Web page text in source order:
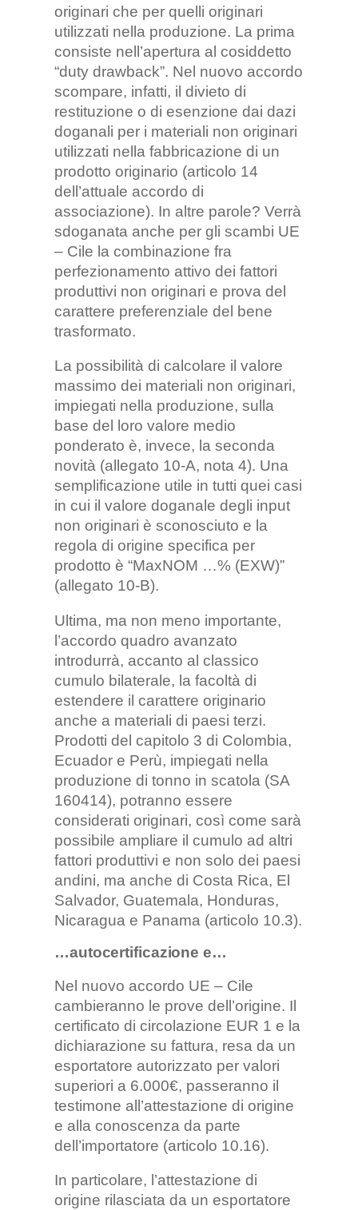
originari che per quelli originari
utilizzati nella produzione. La prima
consiste nell’apertura al cosiddetto
“duty drawback”. Nel nuovo accordo
scompare, infatti, il divieto di
restituzione o di esenzione dai dazi
doganali per i materiali non originari
utilizzati nella fabbricazione di un
prodotto originario (articolo 14
dell’attuale accordo di
associazione). In altre parole? Verrà
sdoganata anche per gli scambi UE
– Cile la combinazione fra
perfezionamento attivo dei fattori
produttivi non originari e prova del
carattere preferenziale del bene
trasformato.
La possibilità di calcolare il valore
massimo dei materiali non originari,
impiegati nella produzione, sulla
base del loro valore medio
ponderato è, invece, la seconda
novità (allegato 10-A, nota 4). Una
semplificazione utile in tutti quei casi
in cui il valore doganale degli input
non originari è sconosciuto e la
regola di origine specifica per
prodotto è “MaxNOM …% (EXW)”
(allegato 10-B).
Ultima, ma non meno importante,
l’accordo quadro avanzato
introdurrà, accanto al classico
cumulo bilaterale, la facoltà di
estendere il carattere originario
anche a materiali di paesi terzi.
Prodotti del capitolo 3 di Colombia,
Ecuador e Perù, impiegati nella
produzione di tonno in scatola (SA
160414), potranno essere
considerati originari, così come sarà
possibile ampliare il cumulo ad altri
fattori produttivi e non solo dei paesi
andini, ma anche di Costa Rica, El
Salvador, Guatemala, Honduras,
Nicaragua e Panama (articolo 10.3).
…autocertificazione e…
Nel nuovo accordo UE – Cile
cambieranno le prove dell’origine. Il
certificato di circolazione EUR 1 e la
dichiarazione su fattura, resa da un
esportatore autorizzato per valori
superiori a 6.000€, passeranno il
testimone all’attestazione di origine
e alla conoscenza da parte
dell’importatore (articolo 10.16).
In particolare, l’attestazione di
origine rilasciata da un esportatore